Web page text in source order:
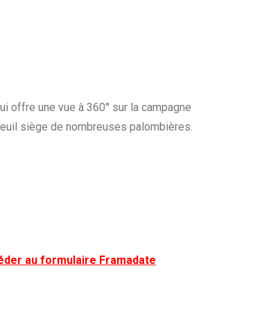
offre une vue à 360° sur la campagne
siège de nombreuses palombières.
au formulaire Framadate